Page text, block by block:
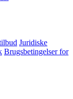
Juridiske
Brugsbetingelser for